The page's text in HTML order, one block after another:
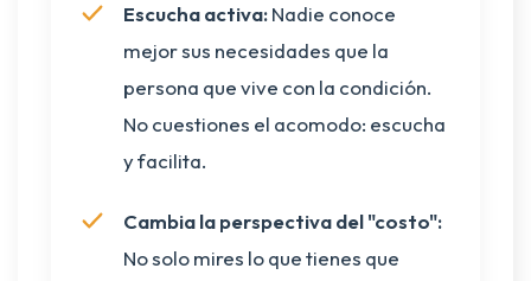
Escucha activa:Nadie conoce
mejor sus necesidades que la
persona que vive con la condición.
No cuestiones el acomodo: escucha
y facilita.
Cambia la perspectiva del "costo":
No solo mires lo que tienes que